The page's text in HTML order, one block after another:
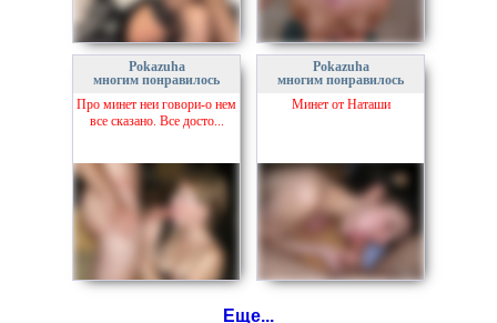
Pokazuha
многим понравилось
Про минет неи говори-о нем
все сказано. Все досто...
Pokazuha
многим понравилось
Минет от Наташи
Еще...